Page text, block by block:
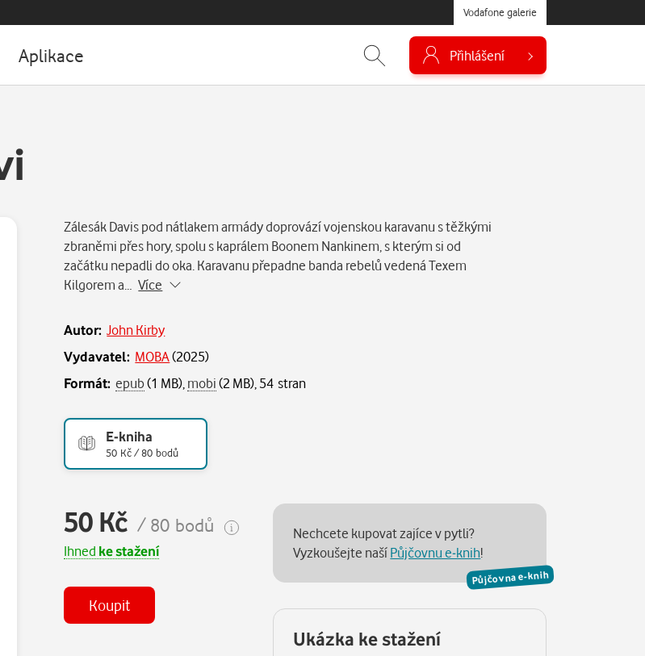
Vodafone galerie
Aplikace Přihlášení
Zálesák Davis pod nátlakem armády doprovází vojenskou karavanu s těžkými
zbraněmi přes hory, spolu s kaprálem Boonem Nankinem, s kterým si od
začátku nepadli do oka. Karavanu přepadne banda rebelů vedená Texem
Kilgorem a…Více
Autor: John Kirby
Vydavatel: MOBA(2025)
Formát: epub(1 MB), mobi(2 MB), 54 stran
E-kniha
50 Kč / 80 bodů
50 Kč / 80 bodů
Ihned ke stažení
Koupit
Půjčovna e-knih
Nechcete kupovat zajíce v pytli?
Vyzkoušejte našíPůjčovnu e-knih!
Ukázka ke stažení